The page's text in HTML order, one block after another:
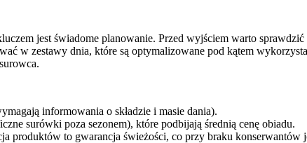
jest świadome planowanie. Przed wyjściem warto sprawdzić
w zestawy dnia, które są optymalizowane pod kątem
informowania o składzie i masie dania).
surówki poza sezonem), które podbijają średnią cenę obiadu.
produktów to gwarancja świeżości, co przy braku konserwantów